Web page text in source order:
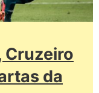
Cruzeiro
da